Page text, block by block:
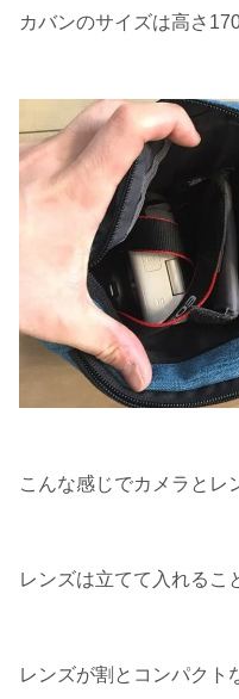
カバンのサイズは高さ
こんな感じでカメラとレ
レンズは立てて入れるこ
レンズが割とコンパクト